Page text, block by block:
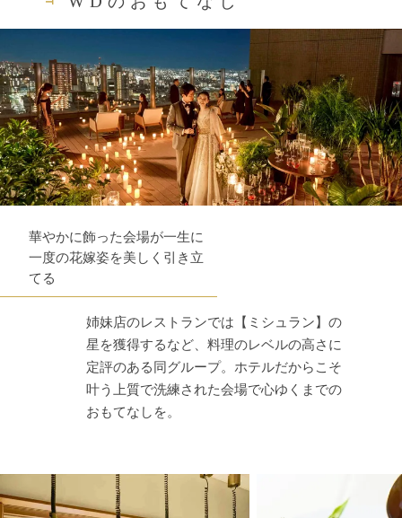
華やかに飾った会場が一生に
一度の花嫁姿を美しく引き立
てる
姉妹店のレストランでは【ミシュラン】の
星を獲得するなど、料理のレベルの高さに
定評のある同グループ。ホテルだからこそ
叶う上質で洗練された会場で心ゆくまでの
おもてなしを。